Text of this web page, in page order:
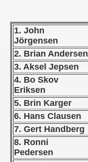
1. John
Jörgensen
2. Brian Andersen
3. Aksel Jepsen
4. Bo Skov
Eriksen
5. Brin Karger
6. Hans Clausen
7. Gert Handberg
8. Ronni
Pedersen
- 1956
- 1957
- 1958
- 1959
- 1960
- 1961
- 1962